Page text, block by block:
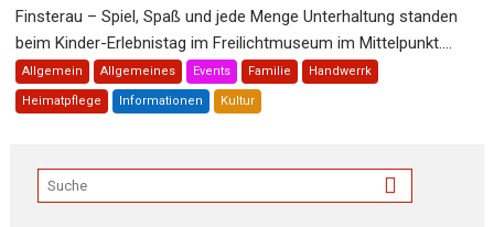
Finsterau – Spiel, Spaß und jede Menge Unterhaltung standen
beim Kinder-Erlebnistag im Freilichtmuseum im Mittelpunkt....
Allgemein Allgemeines Events Familie Handwerrk
Heimatpflege Informationen Kultur